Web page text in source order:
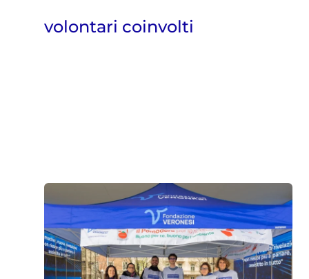
volontari coinvolti